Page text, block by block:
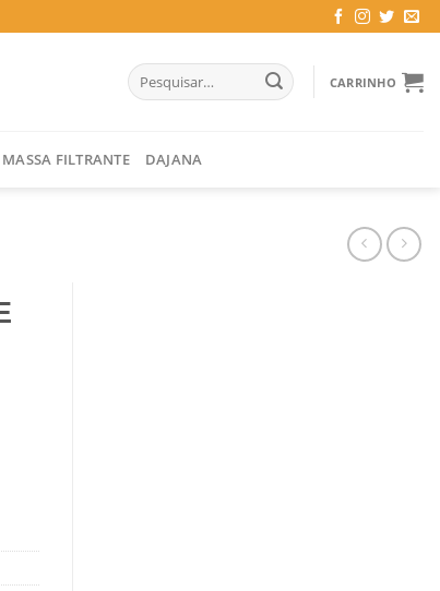
Pesquisar
por:
CARRINHO
MASSA FILTRANTE DAJANA
]